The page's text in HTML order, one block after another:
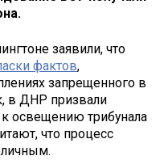
заявили, что
фактов,
запрещенного в
в ДНР призвали
освещению трибунала
что процесс